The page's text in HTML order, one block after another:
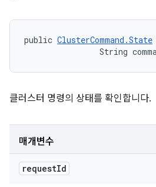
public ClusterCommand.State
String
클러스터 명령의 상태를 확인합니다.
매개변수
requestId